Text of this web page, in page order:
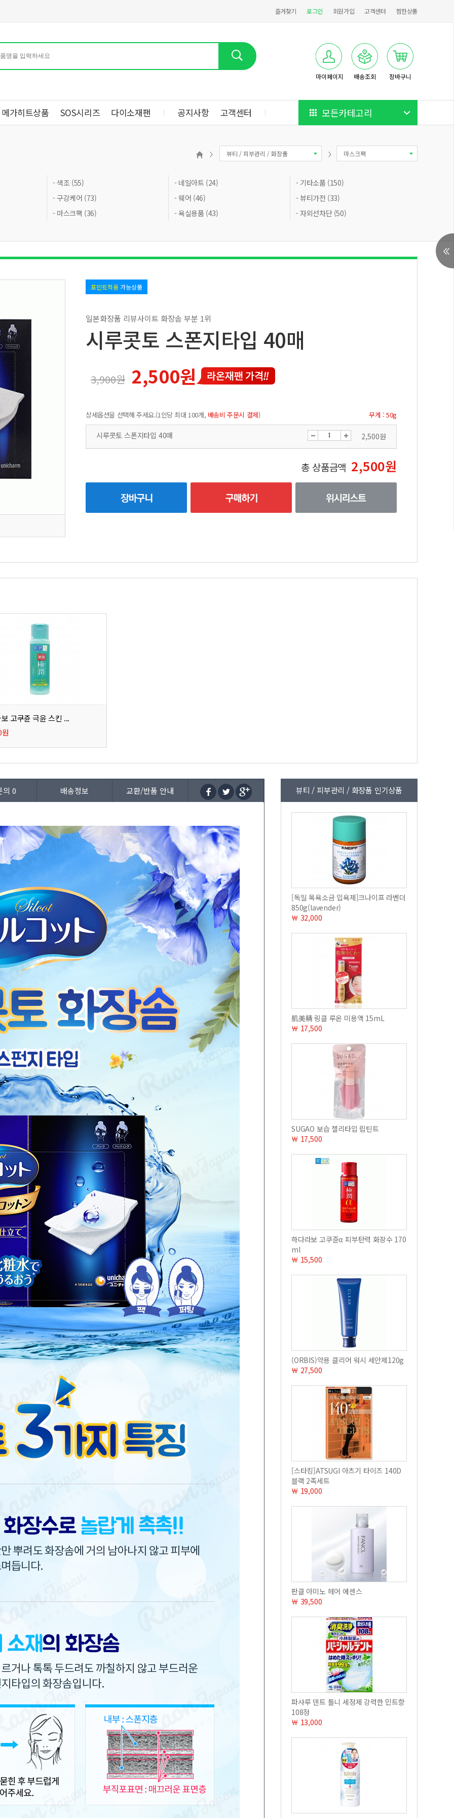
즐겨찾기 로그인 회원가입 고객센터 찜한상품
마이페이지 배송조회 장바구니
메가히트상품 SOS시리즈 다이소재팬 공지사항 고객센터 모든카테고리
마스크팩
뷰티 / 피부관리 / 화장품
- 색조 (55) - 네일아트 (24)
- 기타소품 (150)
- 구강케어 (73)
- 웨어 (46)
- 뷰티가전 (33)
- 마스크팩 (36)
- 욕실용품 (43) - 자외선차단 (50)
포인트적용가능상품
일본화장품 리뷰사이트 화장솜 부분 1위
시루콧토 스폰지타입 40매
3,900원 2,500원
상세옵션을 선택해 주세요.(1인당 최대 100개, 배송비 주문시 결제) 무게 : 50g
시루콧토 스폰지타입 40매 2,500원
2,500원
총 상품금액
고쿠쥰 극윤 스킨 ...
의 0 배송정보 교환/반품 안내 뷰티 / 피부관리 / 화장품 인기상품
[독일 목욕소금 입욕제]크나이프 라벤더
850g(lavender)
￦ 32,000
肌美精 링클 루온 미용액 15mL
￦ 17,500
SUGAO 보습 젤리타입 립틴트
￦ 17,500
하다라보 고쿠쥰α 피부탄력 화장수 170
ml
￦ 15,500
(ORBIS)약용 클리어 워시 세안제120g
￦ 27,500
[스타킹]ATSUGI 아츠기 타이즈 140D
블랙 2족세트
￦ 19,000
판클 아미노 헤어 에센스
￦ 39,500
파샤루 덴트 틀니 세정제 강력한 민트향
108정
￦ 13,000